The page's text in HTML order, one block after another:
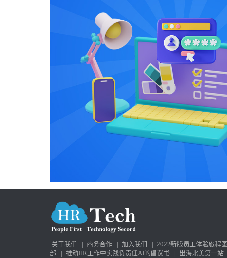
关于我们 | 商务合作 | 加入我们 | 2022新版员工体验旅程图
部
| 推动HR工作中实践负责任AI的倡议书 | 出海北美第一站